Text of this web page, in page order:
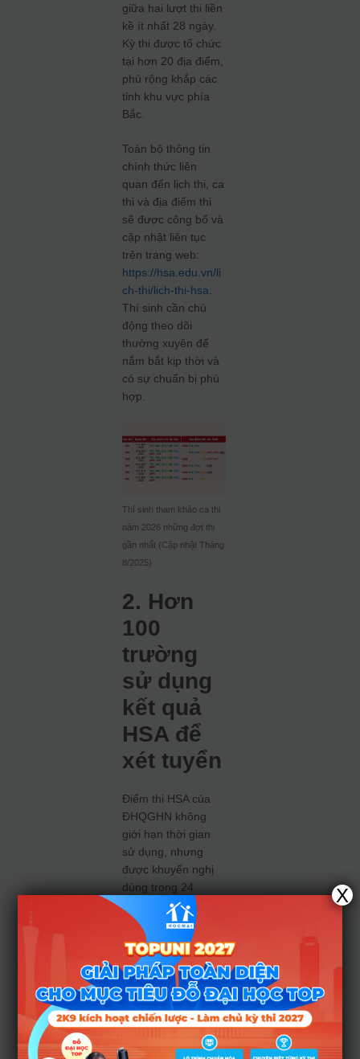
giữa hai lượt thi liền
kề ít nhất 28 ngày.
Kỳ thi được tổ chức
tại hơn 20 địa điểm,
phủ rộng khắp các
tỉnh khu vực phía
Bắc.
Toàn bộ thông tin
chính thức liên
quan đến lịch thi, ca
thi và địa điểm thi
sẽ được công bố và
cập nhật liên tục
trên trang web:
https://hsa.edu.vn/li
ch-thi/lich-thi-hsa
Thí sinh cần chủ
động theo dõi
thường xuyên để
nắm bắt kịp thời và
có sự chuẩn bị phù
hợp.
Thí sinh tham khảo ca thi
năm 2026 những đợt thi
gần nhất (Cập nhật Tháng
8/2025)
2. Hơn
100
trường
sử dụng
kết quả
HSA để
xét tuyển
Điểm thi HSA của
ĐHQGHN không
giới hạn thời gian
sử dụng, nhưng
được khuyến nghị
dùng trong 24
tháng kể từ ngày
thi. Thí sinh nên liên
hệ trực tiếp các
trường đại học để
biết yêu cầu cụ thể.
Danh sách các cơ
sở giáo dục sử
dụng kết quả thi
X